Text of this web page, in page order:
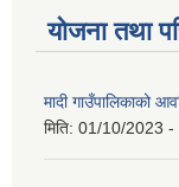
योजना तथा
मादी गाउँपालिकाको
मिति: 01/10/2023 -